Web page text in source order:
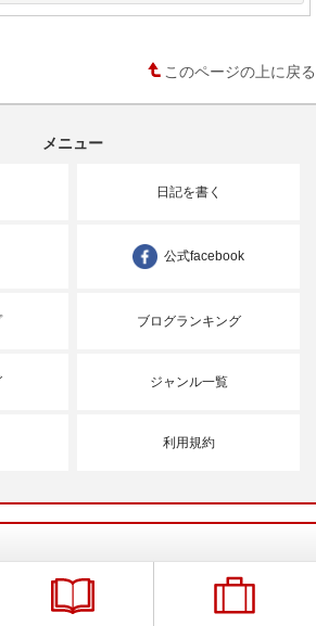
このページの上に戻る
メニュー
日記を書く
公式facebook
ブログランキング
ジャンル一覧
利用規約